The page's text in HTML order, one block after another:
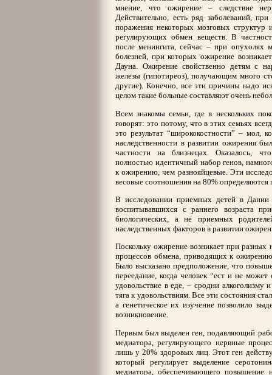
мнение, что ожирение – следствие
Действительно, есть ряд заболеваний,
поражения некоторых мозговых структур
регулирующих обмен веществ. В
после менингита, сейчас – при опухолях
болезней, при которых ожирение
Дауна. Ожирение свойственно детям с
железы (гипотиреоз), получающим много
другие). Конечно, все эти причины надо
целом такие больные составляют очень
Всем знакомы семьи, где в нескольких
говорят: это потому, что в этих семьях
это результат “ширококостности” – мол,
наследственности в развитии ожирения
частности на близнецах. Оказалось,
полностью идентичный набор генов,
к ожирению, чем разнояйцевые. Эти
весовые соотношения на 80% определяются
В исследовании приемных детей в
воспитывавшихся с раннего возраста
биологических, а не приемных
наследственных факторов в развитии
Поскольку ожирение возникает при разных
процессов обмена, приводящих к
Было высказано предположение, что
переедание, когда человек “ест и не
удовольствие в еде, – сродни алкоголизму
тяга к удовольствиям. Все эти состояния
а генетическое их изучение позволило
возникновение.
Первым был выделен ген, подавляющий
медиатора, регулирующего нервные
лишь у 20% здоровых лиц. Этот ген
который регулирует выделение
медиатора, обеспечивающего повышение